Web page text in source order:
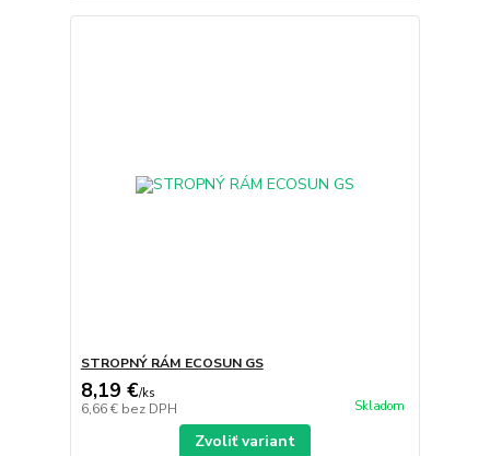
STROPNÝ RÁM ECOSUN GS
8,19 €/ks
6,66 € bez DPH Skladom
Zvoliť variant